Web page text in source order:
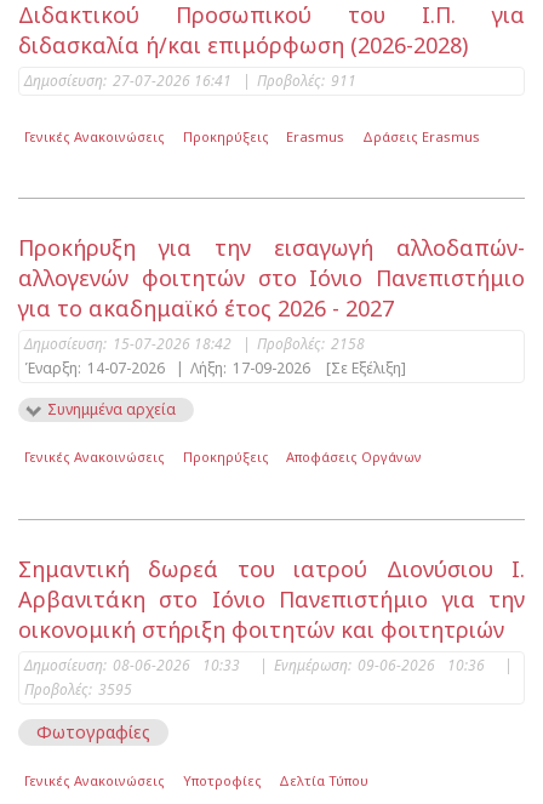
Διδακτικού Προσωπικού του Ι.Π. για
διδασκαλία ή/και επιμόρφωση (2026-2028)
Δημοσίευση: 27-07-2026 16:41 | Προβολές: 911
Γενικές Ανακοινώσεις Προκηρύξεις Erasmus Δράσεις Erasmus
Προκήρυξη για την εισαγωγή αλλοδαπών-
αλλογενών φοιτητών στο Ιόνιο Πανεπιστήμιο
για το ακαδημαϊκό έτος 2026 - 2027
Δημοσίευση: 15-07-2026 18:42 | Προβολές: 2158
Έναρξη: 14-07-2026 | Λήξη: 17-09-2026
[Σε Εξέλιξη]
Συνημμένα αρχεία
Γενικές Ανακοινώσεις Προκηρύξεις Αποφάσεις Οργάνων
Σημαντική δωρεά του ιατρού Διονύσιου Ι.
Αρβανιτάκη στο Ιόνιο Πανεπιστήμιο για την
οικονομική στήριξη φοιτητών και φοιτητριών
Δημοσίευση: 08-06-2026 10:33 | Ενημέρωση: 09-06-2026 10:36
|
Προβολές: 3595
Φωτογραφίες
Γενικές Ανακοινώσεις Υποτροφίες Δελτία Τύπου